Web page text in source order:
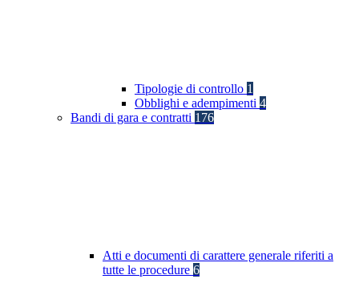
Tipologie di controllo 1
Obblighi e adempimenti 4
Bandi di gara e contratti 176
Atti e documenti di carattere generale riferiti a
tutte le procedure 6